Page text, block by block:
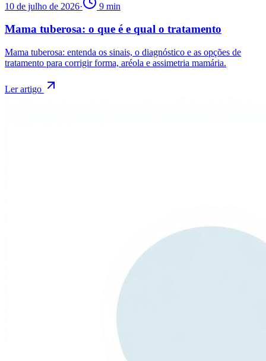
10 de julho de 2026· 9 min
Mama tuberosa: o que é e qual o tratamento
Mama tuberosa: entenda os sinais, o diagnóstico e as opções de
tratamento para corrigir forma, aréola e assimetria mamária.
Ler artigo